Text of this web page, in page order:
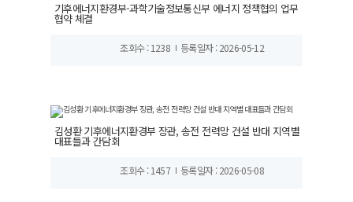
기후에너지환경부-과학기술정보통신부 에너지 정책협의 업무
협약 체결
조회수 : 1238 등록일자 : 2026-05-12
김성환 기후에너지환경부 장관, 송전 전력망 건설 반대 지역별
대표들과 간담회
조회수 : 1457 등록일자 : 2026-05-08